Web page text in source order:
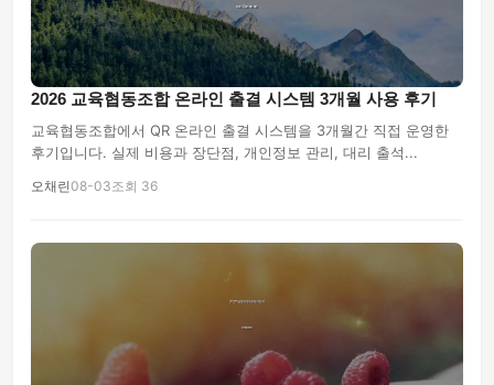
2026 교육협동조합 온라인 출결 시스템 3개월 사용 후기
교육협동조합에서 QR 온라인 출결 시스템을 3개월간 직접 운영한
후기입니다. 실제 비용과 장단점, 개인정보 관리, 대리 출석...
오채린08-03조회 36